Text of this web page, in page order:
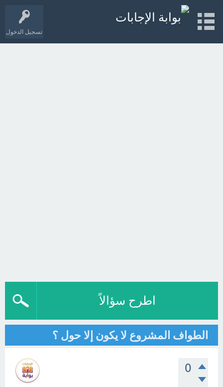
تسجيل الدخول
اطرح سؤالاً
الطواف المشروع لا يكون إلا حول ؟
0